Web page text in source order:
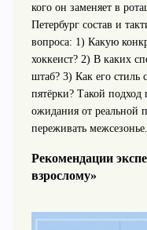
кого он заменяет в
Петербург состав и
вопроса: 1) Какую
хоккеист? 2) В каких
штаб? 3) Как его стиль
пятёрки? Такой подход
ожидания от реальной
переживать межсезонье.
Рекомендации
взрослому»